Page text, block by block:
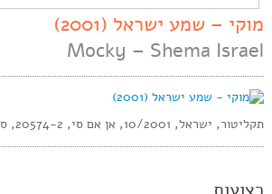
מוקי – שמע ישראל (2001)
Mocky – Shema Israel
תקליטור, ישראל, 10/2001, אן אם סי, 20574-2, סטריאו